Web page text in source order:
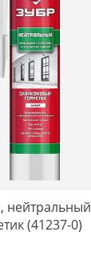
нейтральный
(41237-0)